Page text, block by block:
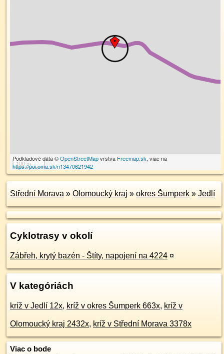
100 m
Podkladové dáta ©OpenStreetMapvrstva Freemap.sk, viac na
https://poi.oma.sk/n13470621942
Střední Morava » Olomoucký kraj » okres Šumperk » Jedlí
Cyklotrasy v okolí
Zábřeh, krytý bazén - Štíty, napojení na 4224 ¤
V kategóriách
kríž v Jedlí 12x, kríž v okres Šumperk 663x, kríž v
Olomoucký kraj 2432x, kríž v Střední Morava 3378x
Viac o bode